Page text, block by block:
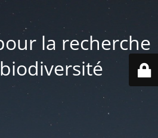
la recherche